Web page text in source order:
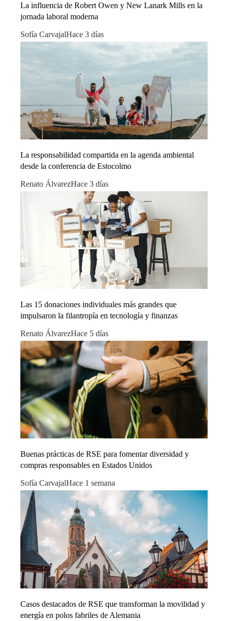
La influencia de Robert Owen y New Lanark Mills en la
jornada laboral moderna
Sofía CarvajalHace 3 días
La responsabilidad compartida en la agenda ambiental
desde la conferencia de Estocolmo
Renato ÁlvarezHace 3 días
Las 15 donaciones individuales más grandes que
impulsaron la filantropía en tecnología y finanzas
Renato ÁlvarezHace 5 días
Buenas prácticas de RSE para fomentar diversidad y
compras responsables en Estados Unidos
Sofía CarvajalHace 1 semana
Casos destacados de RSE que transforman la movilidad y
energía en polos fabriles de Alemania